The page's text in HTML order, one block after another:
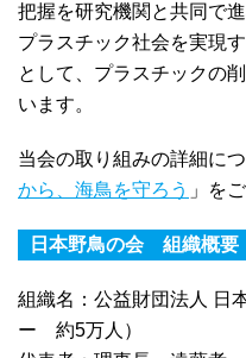
把握を研究機関と共同で
プラスチック社会を実現
として、プラスチックの
います。
当会の取り組みの詳細につ
から、海鳥を守ろう 」を
日本野鳥の会 組織概要
組織名：公益財団法人 日
ー 約5万人）